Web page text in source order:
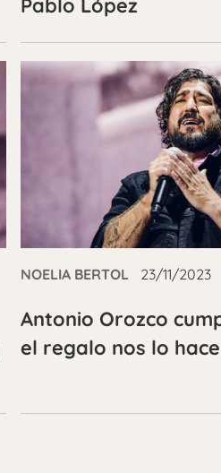
Pablo López
NOELIA BERTOL 23/11/2023
Antonio Orozco
el regalo nos lo